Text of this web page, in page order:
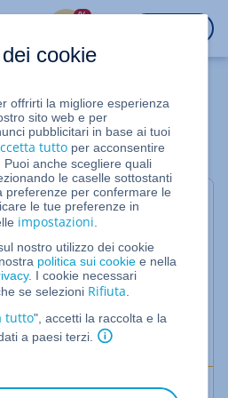
%
è entrata in vigore la Direttiva
digitale (EAA)
accessibili i loro prodotti e
che possano essere utilizzati
da persone con disabilità.
adattare il tuoIONOS
cookie
offrirti la migliore esperienza
sito web e per
pubblicitari in base ai tuoi
tutto per acconsentire
anche scegliere quali
le caselle sottostanti
preferenze per confermare le
le tue preferenze in
impostazioni
nostro utilizzo dei cookie
politica sui cookie e nella
. I cookie necessari
se selezioni Rifiuta
tutto", accetti la raccolta e la
a paesi terzi.